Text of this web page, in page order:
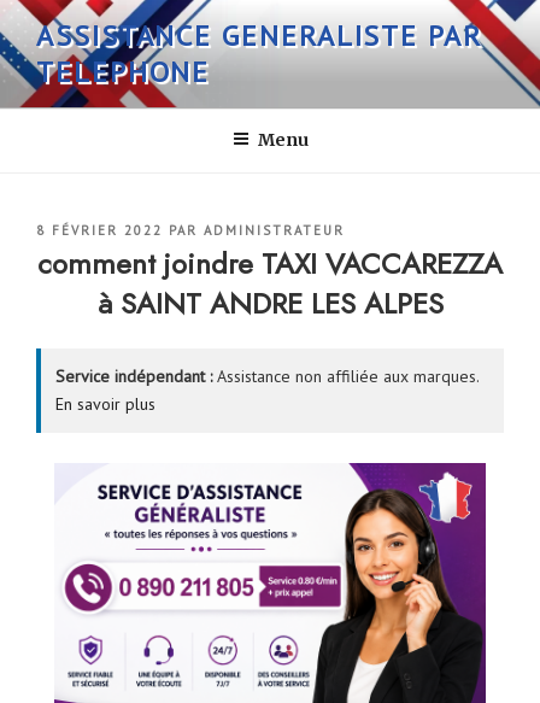
Aller
au
contenu
principal
ASSISTANCE GENERALISTE PAR
TELEPHONE
Menu
PUBLIÉ
8 FÉVRIER 2022 PAR ADMINISTRATEUR
comment joindre TAXI VACCAREZZA
à SAINT ANDRE LES ALPES
Service indépendant :Assistance non affiliée aux marques.
En savoir plus